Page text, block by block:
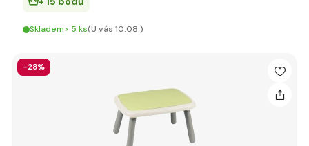
Skladem> 5 ks(U vás 10.08.)
-28%